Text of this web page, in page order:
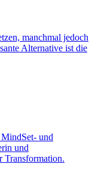
manchmal jedoch
Alternative ist die
und
und
Transformation.